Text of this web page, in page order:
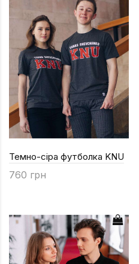
Темно-сіра футболка KNU
760 грн